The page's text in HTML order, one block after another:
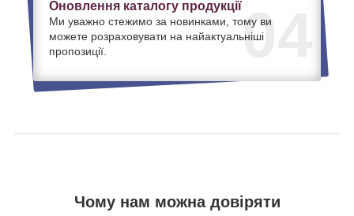
04
Оновлення каталогу продукції
Ми уважно стежимо за новинками, тому ви
можете розраховувати на найактуальніші
пропозиції.
Чому нам можна довіряти